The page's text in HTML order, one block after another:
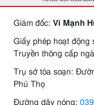
Giám đốc: Vi Mạnh
Giấy phép hoạt động
Truyền thông cấp
Trụ sở tòa soạn:
Phú Thọ
Đường dây nóng: